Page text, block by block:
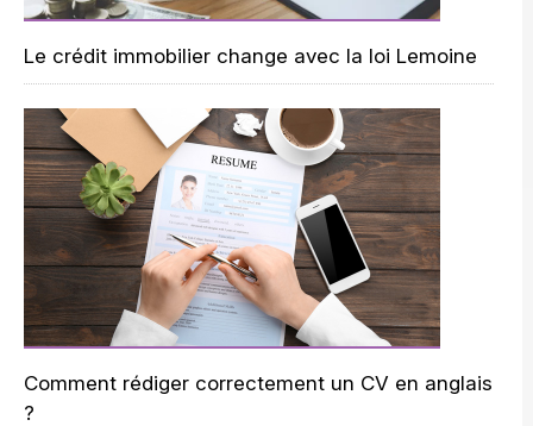
Le crédit immobilier change avec la loi Lemoine
Comment rédiger correctement un CV en anglais
?